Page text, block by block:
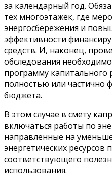
за календарный год.
тех многоэтажек, где
энергосбережения и
эффективности
средств. И, наконец,
обследования
программу капитального
полностью или частично
бюджета.
В этом случае в смету
включаться работы по
направленные на
энергетических ресурсов
соответствующего
использования.